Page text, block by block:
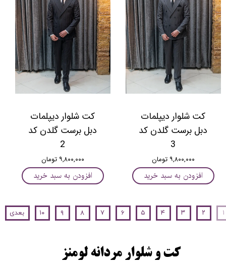
کت شلوار دیپلمات
دبل برست گلدن کد
3
۹,۸۰۰,۰۰۰ تومان
افزودن به سبد خرید
کت شلوار دیپلمات
دبل برست گلدن کد
2
۹,۸۰۰,۰۰۰ تومان
افزودن به سبد خرید
۱ ۲ ۳ ۴ ۵ ۶ ۷ ۸ ۹ ۱۰ بعدی
کت و شلوار مردانه لومنز